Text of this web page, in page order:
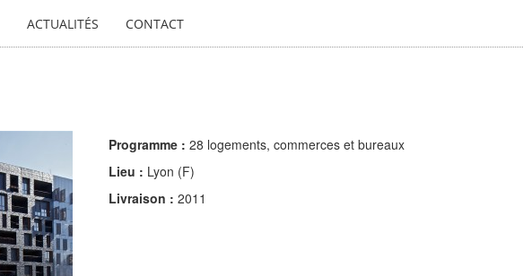
ACTUALITÉS CONTACT
Programme
28 logements, commerces et bureaux
Lieu
Lyon (F)
Livraison
2011